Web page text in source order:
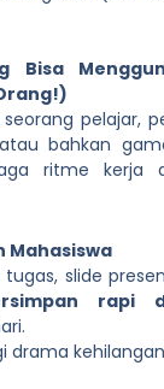
Bisa
pelajar,
bahkan
ritme kerja
Mahasiswa
slide
rapi
drama